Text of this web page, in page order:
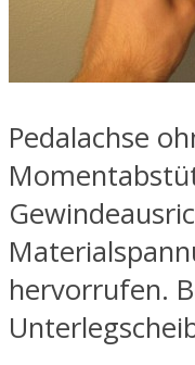
Pedalachse
hervorrufen.